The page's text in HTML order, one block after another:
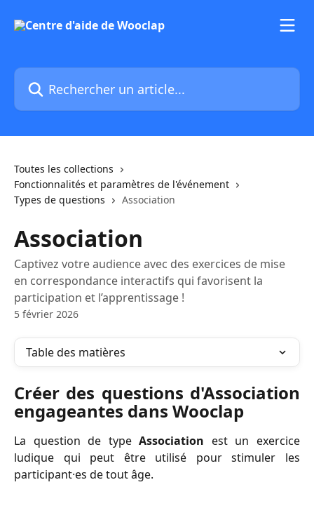
Rechercher un article...
Toutes les collections
Fonctionnalités et paramètres de l'événement
Types de questions
Association
Association
Captivez votre audience avec des exercices de mise
en correspondance interactifs qui favorisent la
participation et l’apprentissage !
5 février 2026
Table des matières
Créer des questions d'Association
engageantes dans Wooclap
La question de typeAssociation est un exercice
ludique qui peut être utilisé pour stimuler les
participant·es de tout âge.